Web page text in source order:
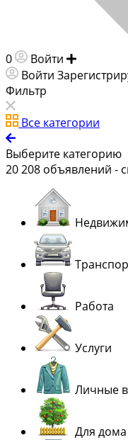
0 Войти
Войти
Фильтр
Все категории
Выберите категорию
20 208 объявлений -
Работа
Услуги
Личные
Для